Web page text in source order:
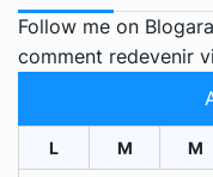
Follow me on
comment redevenir
L M M